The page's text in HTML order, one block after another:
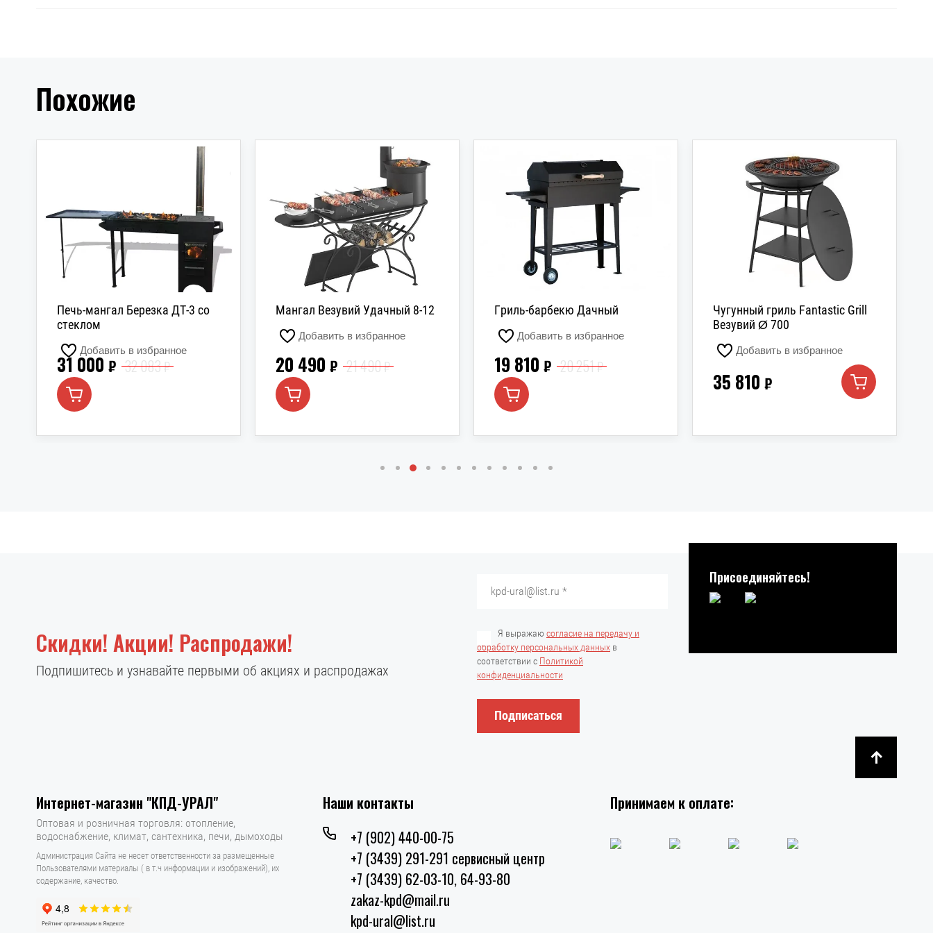
Похожие
Печь-мангал Березка ДТ-3 со
стеклом
Добавить в избранное
31 000 ₽ 32 083₽
Мангал Везувий Удачный 8-12
Добавить в избранное
20 490 ₽ 21 490₽
Гриль-барбекю Дачный
Добавить в избранное
19 810 ₽ 20 251₽
Чугунный гриль Fantastic Grill
Везувий Ø 700
Добавить в избранное
35 810 ₽
Скидки! Акции! Распродажи!
Подпишитесь и узнавайте первыми об акциях и распродажах
Я выражаю согласие на передачу и
обработку персональных данных в
соответствии с Политикой
конфиденциальности
Подписаться
Присоединяйтесь!
Интернет-магазин "КПД-УРАЛ"
Оптовая и розничная торговля: отопление,
водоснабжение, климат, сантехника, печи, дымоходы
Администрация Сайта не несет ответственности за размещенные
Пользователями материалы ( в т.ч информации и изображений), их
содержание, качество.
Наши контакты
+7 (902) 440-00-75
+7 (3439) 291-291 сервисный центр
+7 (3439) 62-03-10, 64-93-80
zakaz-kpd@mail.ru
kpd-ural@list.ru
Принимаем к оплате: